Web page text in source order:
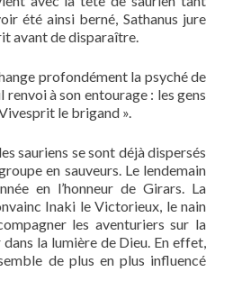
été ainsi berné, Sathanus jure
avant de disparaître.
profondément la psyché de
renvoi à son entourage : les gens
le brigand ».
sauriens se sont déjà dispersés
en sauveurs. Le lendemain
en l’honneur de Girars. La
Inaki le Victorieux, le nain
les aventuriers sur la
la lumière de Dieu. En effet,
de plus en plus influencé